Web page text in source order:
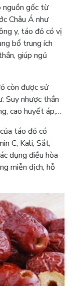
nguồn gốc từ
Châu Á như
y, táo đỏ có vị
bổ trung ích
giúp ngủ
còn được sử
Suy nhược thần
cao huyết áp,…
táo đỏ có
C, Kali, Sắt,
dụng điều hòa
miễn dịch, hỗ